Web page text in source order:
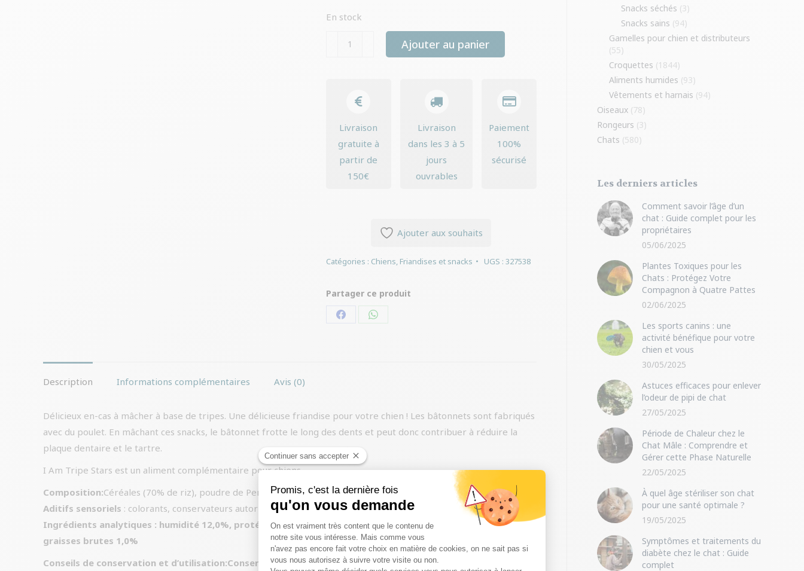
En stock
quantité
Ajouter au panier
Livraison
gratuite à
partir de
150€
Livraison
dans les 3 à 5
jours
ouvrables
Paiement
100%
sécurisé
Ajouter aux souhaits
Catégories : Chiens, Friandises et snacks UGS : 327538
Partager ce produit
PartagerPartager
Description Informations complémentaires Avis (0)
Délicieux en-cas à mâcher à base de tripes. Une délicieuse friandise pour votre chien ! Les bâtonnets sont fabriqués
avec du poulet. En mâchant ces snacks, le bâtonnet frotte le long des dents et peut donc contribuer à réduire la
plaque dentaire et le tartre.
I Am Tripe Stars est un aliment complémentaire pour chiens.
Composition:Céréales (70% de riz), poudre de Pens (10%), sous-produits végétaux, légumes.
Aditifs sensoriels : colorants, conservateurs autorisés par l’UE.
Ingrédients analytiques : humidité 12,0%, protéines brutes 6,5%, fibres brutes 4,5%, cendres brutes 2,0%,
graisses brutes 1,0%
Conseils de conservation et d’utilisation:Conserver dans un endroit frais et sec. Ayez toujours de l’eau
Snacks séchés (3)
Snacks sains (94)
Gamelles pour chien et distributeurs
(55)
Croquettes (1844)
Aliments humides (93)
Vêtements et harnais (94)
Oiseaux (78)
Rongeurs (3)
Chats (580)
Les derniers articles
Comment savoir l’âge d’un
chat : Guide complet pour les
propriétaires
05/06/2025
Plantes Toxiques pour les
Chats : Protégez Votre
Compagnon à Quatre Pattes
02/06/2025
Les sports canins : une
activité bénéfique pour votre
chien et vous
30/05/2025
Astuces efficaces pour enlever
l’odeur de pipi de chat
27/05/2025
Période de Chaleur chez le
Chat Mâle : Comprendre et
Gérer cette Phase Naturelle
22/05/2025
À quel âge stériliser son chat
pour une santé optimale ?
19/05/2025
Symptômes et traitements du
diabète chez le chat : Guide
complet